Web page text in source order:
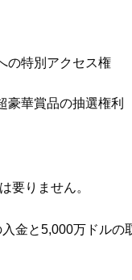
の特別アクセス権
豪華賞品の抽選権利
要りません。
金と5,000万ドル